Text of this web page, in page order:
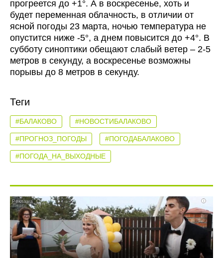
прогреется до +1°. А в воскресенье, хоть и
будет переменная облачность, в отличии от
ясной погоды 23 марта, ночью температура не
опустится ниже -5°, а днем повысится до +4°. В
субботу синоптики обещают слабый ветер – 2-5
метров в секунду, а воскресенье возможны
порывы до 8 метров в секунду.
Теги
#БАЛАКОВО #НОВОСТИБАЛАКОВО
#ПРОГНОЗ_ПОГОДЫ #ПОГОДАБАЛАКОВО
#ПОГОДА_НА_ВЫХОДНЫЕ
i